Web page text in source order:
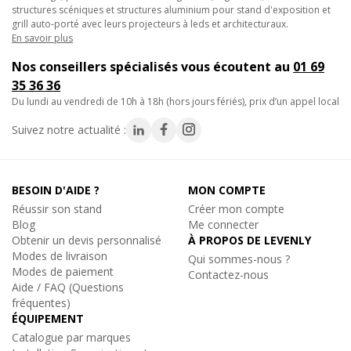
sessions intensives.
• Compatible avec toutes les machines à fumée ANTARI séries
F, M, Z et IP (F-1, F-2, F-6, F-12, M-8, M-10, Z 350, Z 390, Z 800
III, Z 1000 III, Z 1200 III, Z 1500 III, Z 3000 III, IP 1600, IP 3000).
• Conforme aux fiches de données de sécurité MSDS et aux
rapports SGS établis par laboratoire indépendant.
• Formulation écologique respectueuse de l'environnement et
du contact humain.
Utilisations et applications :
• Théâtres et salles de spectacle pour soutenir la mise en
lumière des effets scéniques.
structures scéniques et structures aluminium pour stand d'exposition et
grill auto-porté avec leurs projecteurs à leds et architecturaux.
En savoir plus
Nos conseillers spécialisés vous écoutent au 01 69
35 36 36
du lundi au vendredi de 10h à 18h (hors jours fériés), prix d’un appel local
Suivez notre actualité :
BESOIN D'AIDE ?
Réussir son stand
Blog
Obtenir un devis personnalisé
Modes de livraison
Modes de paiement
Aide / FAQ (Questions
fréquentes)
ÉQUIPEMENT
Catalogue par marques
MON COMPTE
Créer mon compte
Me connecter
À PROPOS DE LEVENLY
Qui sommes-nous ?
Contactez-nous